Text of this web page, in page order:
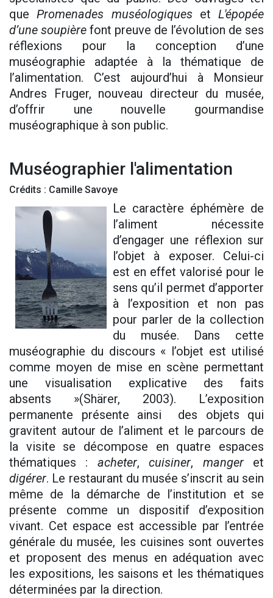
quePromenades muséologiqueset L'épopée
d’une soupière font preuve de l’évolution de ses
réflexions pour la conception d’une
muséographie adaptée à la thématique de
l’alimentation. C’est aujourd’hui à Monsieur
Andres Fruger, nouveau directeur du musée,
d’offrir une nouvelle gourmandise
muséographique à son public.
Muséographier l'alimentation
Crédits : Camille Savoye
Le caractère éphémère de
l’aliment nécessite
d’engager une réflexion sur
l’objet à exposer. Celui-ci
est en effet valorisé pour le
sens qu’il permet d’apporter
à l’exposition et non pas
pour parler de la collection
du musée. Dans cette
muséographie du discours « l’objet est utilisé
comme moyen de mise en scène permettant
une visualisation explicative des faits
absents »(Shärer, 2003). L’exposition
permanente présente ainsi des objets qui
gravitent autour de l’aliment et le parcours de
la visite se décompose en quatre espaces
thématiques : acheter, cuisiner, manger et
digérer. Le restaurant du musée s’inscrit au sein
même de la démarche de l’institution et se
présente comme un dispositif d’exposition
vivant. Cet espace est accessible par l’entrée
générale du musée, les cuisines sont ouvertes
et proposent des menus en adéquation avec
les expositions, les saisons et les thématiques
déterminées par la direction.